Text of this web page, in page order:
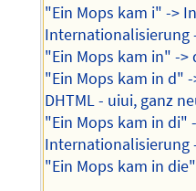
"Ein Mops kam i" ->
Internationalisierung
"Ein Mops kam in" ->
"Ein Mops kam in d"
DHTML - uiui, ganz
"Ein Mops kam in
Internationalisierung
"Ein Mops kam in